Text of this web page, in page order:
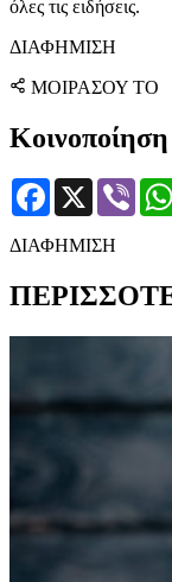
όλες τις ειδήσεις.
ΔΙΑΦΗΜΙΣΗ
ΜΟΙΡΑΣΟΥ ΤΟ
Facebook
X Viber
ΔΙΑΦΗΜΙΣΗ